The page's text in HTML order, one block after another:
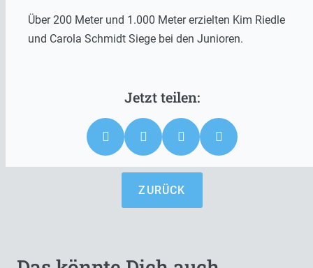
Über 200 Meter und 1.000 Meter erzielten Kim Riedle
und Carola Schmidt Siege bei den Junioren.
ZURÜCK